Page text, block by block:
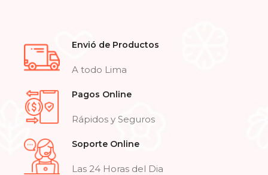
Envió de Productos
A todo Lima
Pagos Online
Rápidos y Seguros
Soporte Online
Las 24 Horas del Dia